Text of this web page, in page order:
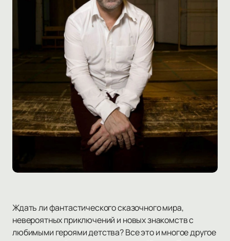
Ждать ли фантастического сказочного мира,
невероятных приключений и новых знакомств с
любимыми героями детства? Все это и многое другое